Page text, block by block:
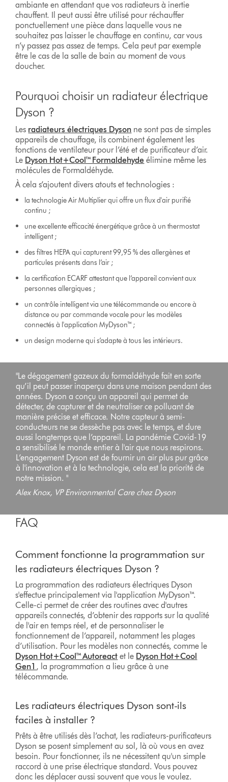
ambiante en attendant que vos radiateurs à inertie
chauffent. Il peut aussi être utilisé pour réchauffer
ponctuellement une pièce dans laquelle vous ne
souhaitez pas laisser le chauffage en continu, car vous
n’y passez pas assez de temps. Cela peut par exemple
être le cas de la salle de bain au moment de vous
doucher.
Pourquoi choisir un radiateur électrique
Dyson ?
Les radiateurs électriques Dyson ne sont pas de simples
appareils de chauffage, ils combinent également les
fonctions de ventilateur pour l’été et de purificateur d’air.
Le Dyson Hot+Cool™ Formaldehyde élimine même les
molécules de Formaldéhyde.
À cela s’ajoutent divers atouts et technologies :
la technologie Air Multiplier qui offre un flux d'air purifié
continu​​ ;
une excellente efficacité énergétique grâce à un thermostat
intelligent ;
des filtres HEPA qui capturent 99,95 % des allergènes et
particules présents dans l’air ;
la certification ECARF attestant que l’appareil convient aux
personnes allergiques ;
un contrôle intelligent via une télécommande ou encore à
distance ou par commande vocale pour les modèles
connectés à l'application MyDyson™​​ ;
un design moderne qui s’adapte à tous les intérieurs.
"Le dégagement gazeux du formaldéhyde fait en sorte
qu’il peut passer inaperçu dans une maison pendant des
années. Dyson a conçu un appareil qui permet de
détecter, de capturer et de neutraliser ce polluant de
manière précise et efficace. Notre capteur à semi-
conducteurs ne se dessèche pas avec le temps, et dure
aussi longtemps que l’appareil. La pandémie Covid-19
a sensibilisé le monde entier à l'air que nous respirons.
L’engagement Dyson est defournir un air plus pur grâce
à l'innovation et à la technologie, cela est la priorité de
notre mission. "
Alex Knox, VP Environmental Care chez Dyson
FAQ
Comment fonctionne la programmation sur
les radiateurs électriques Dyson ?
La programmation des radiateurs électriques Dyson
s'effectue principalement via l'application MyDyson™.
Celle-ci permet de créer des routines avec d'autres
appareils connectés, d’obtenir des rapports sur la qualité
de l'air en temps réel, et de personnaliser le
fonctionnement de l’appareil, notamment les plages
d’utilisation. Pour les modèles non connectés, comme le
Dyson Hot+Cool™ Autoreact et le Dyson Hot+Cool
Gen1 , la programmation a lieu grâce à une
télécommande.
Les radiateurs électriques Dyson sont-ils
faciles à installer ?
Prêts à être utilisés dès l’achat, les radiateurs-purificateurs
Dyson se posent simplement au sol, là où vous en avez
besoin. Pour fonctionner, ils ne nécessitent qu'un simple
raccord à une prise électrique standard. Vous pouvez
donc les déplacer aussi souvent que vous le voulez.